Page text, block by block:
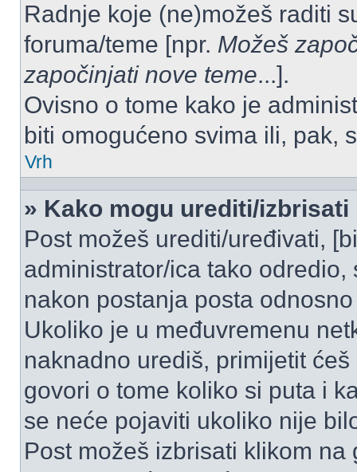
Radnje koje (ne)možeš raditi
foruma/teme [npr. Možeš
započinjati nove teme...].
Ovisno o tome kako je
biti omogućeno svima ili, pak,
Vrh
» Kako mogu urediti/izbrisati
Post možeš urediti/uređivati,
administrator/ica tako
nakon postanja posta
Ukoliko je u međuvremenu
naknadno urediš, primijetit
govori o tome koliko si puta i
se neće pojaviti ukoliko nije
Post možeš izbrisati klikom